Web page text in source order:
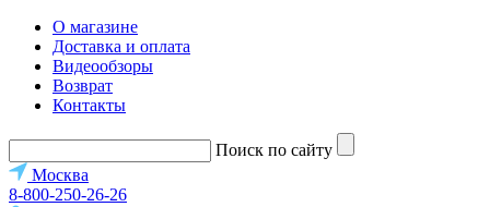
О магазине
Доставка и оплата
Видеообзоры
Возврат
Контакты
Поиск по сайту
Москва
8-800-250-26-26